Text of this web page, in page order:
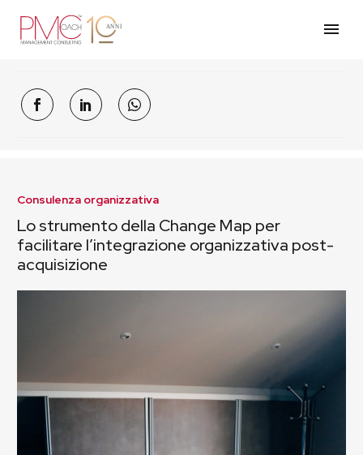
Consulenza organizzativa
Lo strumento della Change Map per
facilitare l’integrazione organizzativa post-
acquisizione